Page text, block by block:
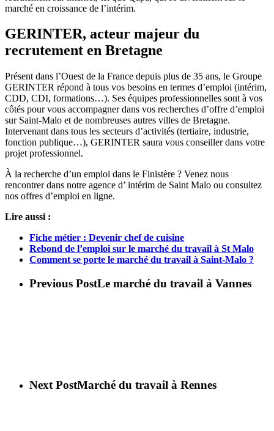
marché en croissance de l’intérim.
GERINTER, acteur majeur du
recrutement en Bretagne
Présent dans l’Ouest de la France depuis plus de 35 ans, le Groupe
GERINTER répond à tous vos besoins en termes d’emploi (intérim,
CDD, CDI, formations…). Ses équipes professionnelles sont à vos
côtés pour vous accompagner dans vos recherches d’offre d’emploi
sur Saint-Malo et de nombreuses autres villes de Bretagne.
Intervenant dans tous les secteurs d’activités (tertiaire, industrie,
fonction publique…), GERINTER saura vous conseiller dans votre
projet professionnel.
À la recherche d’un emploi dans le Finistère ? Venez nous
rencontrer dans notre agence d’ intérim de Saint Malo ou consultez
nos offres d’emploi en ligne.
Lire aussi :
Fiche métier : Devenir chef de cuisine
Rebond de l’emploi sur le marché du travail à St Malo
Comment se porte le marché du travail à Saint-Malo ?
Previous PostLe marché du travail à Vannes
Next PostMarché du travail à Rennes